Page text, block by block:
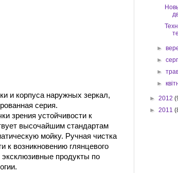
и корпуса наружных зеркал,
серия.
зрения устойчивости к
высочайшим стандартам
мойку. Ручная чистка
к возникновению глянцевого
продукты по
►
►
►
►
► 2012
► 2011